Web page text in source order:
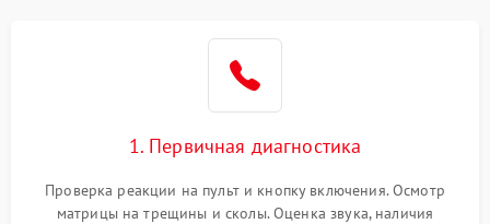
1. Первичная диагностика
Проверка реакции на пульт и кнопку включения. Осмотр
матрицы на трещины и сколы. Оценка звука, наличия